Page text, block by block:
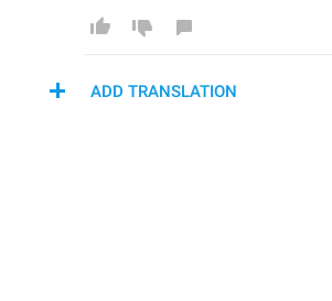
ADD TRANSLATION